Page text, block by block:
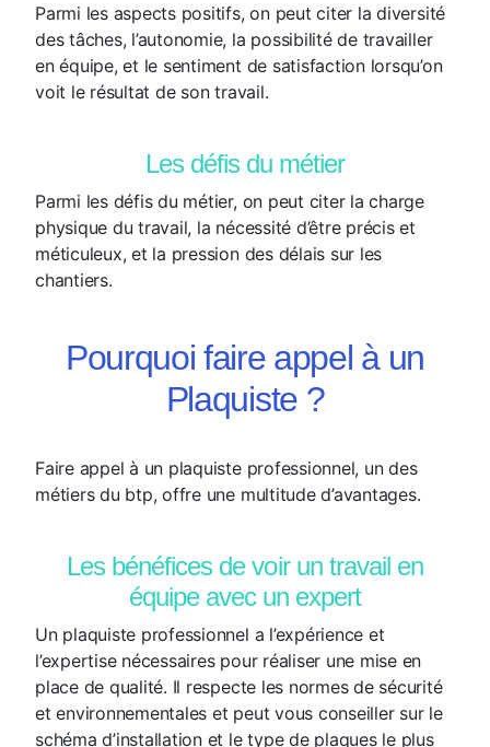
Parmi les aspects positifs, on peut citer la diversité
des tâches, l’autonomie, la possibilité de travailler
en équipe, et le sentiment de satisfaction lorsqu’on
voit le résultat de son travail.
Les défis du métier
Parmi les défis du métier, on peut citer la charge
physique du travail, la nécessité d’être précis et
méticuleux, et la pression des délais sur les
chantiers.
Pourquoi faire appel à un
Plaquiste ?
Faire appel à un plaquiste professionnel, un des
métiers du btp, offre une multitude d’avantages.
Les bénéfices de voir un travail en
équipe avec un expert
Un plaquiste professionnel a l’expérience et
l’expertise nécessaires pour réaliser une mise en
place de qualité. Il respecte les normes de sécurité
et environnementales et peut vous conseiller sur le
schéma d’installation et le type de plaques le plus